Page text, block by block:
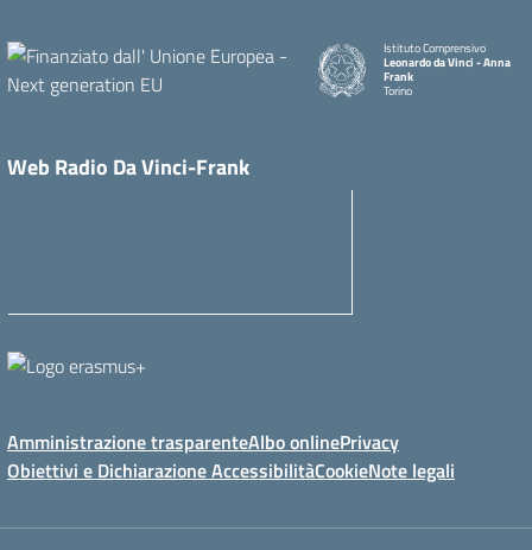
Istituto Comprensivo
Leonardo da Vinci - Anna
Frank
Torino
Web Radio Da Vinci-Frank
Amministrazione trasparenteAlbo onlinePrivacy
Obiettivi e Dichiarazione AccessibilitàCookieNote legali